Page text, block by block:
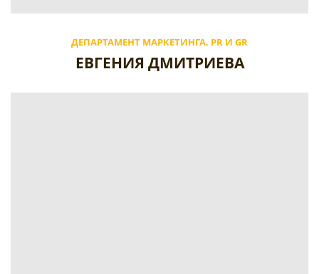
ДЕПАРТАМЕНТ МАРКЕТИНГА, PR И GR
ЕВГЕНИЯ ДМИТРИЕВА